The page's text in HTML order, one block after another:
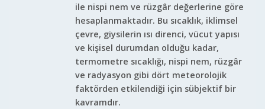
ile nispi nem ve rüzgâr değerlerine göre
hesaplanmaktadır. Bu sıcaklık, iklimsel
çevre, giysilerin ısı direnci, vücut yapısı
ve kişisel durumdan olduğu kadar,
termometre sıcaklığı, nispi nem, rüzgâr
ve radyasyon gibi dört meteorolojik
faktörden etkilendiği için sübjektif bir
kavramdır.